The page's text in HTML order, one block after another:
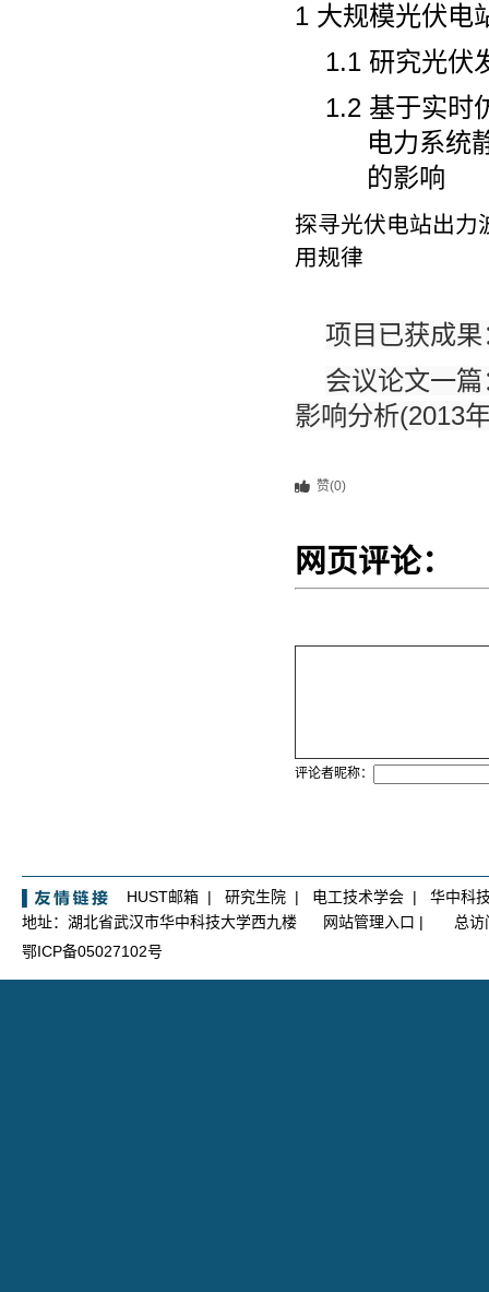
1 大规模光伏电
1.1 研究光伏
1.2 基于实时
电力系统
的影响
探寻光伏电站出力
用规律
项目已获成果
会议论文一
影响分析(2013
赞(0)
网页评论：
评论者昵称：
HUST邮箱 | 研究生院 | 电工技术学会 | 华中科
地址：湖北省武汉市华中科技大学西九楼
网站管理入口 |
总
鄂ICP备05027102号